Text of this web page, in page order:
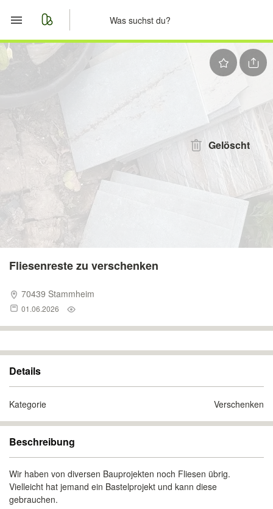
Start
Nachrichten
Anzeige aufgeben
Gelöscht
Fliesenreste zu verschenken
70439 Stammheim
01.06.2026
Details
Kategorie Verschenken
Beschreibung
Wir haben von diversen Bauprojekten noch Fliesen übrig.
Vielleicht hat jemand ein Bastelprojekt und kann diese
gebrauchen.